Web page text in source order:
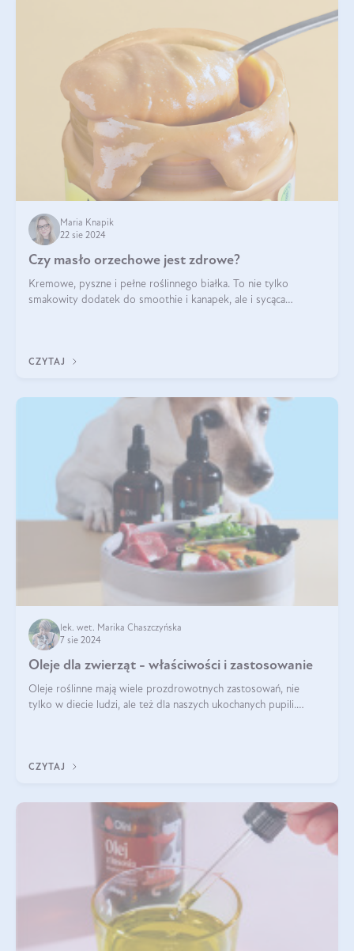
Maria Knapik
22 sie 2024
Czy masło orzechowe jest zdrowe?
Kremowe, pyszne i pełne roślinnego białka. To nie tylko
smakowity dodatek do smoothie i kanapek, ale i sycąca
CZYTAJ
lek. wet. Marika Chaszczyńska
7 sie 2024
Oleje dla zwierząt - właściwości i zastosowanie
Oleje roślinne mają wiele prozdrowotnych zastosowań, nie
tylko w diecie ludzi, ale też dla naszych ukochanych pupili.
CZYTAJ